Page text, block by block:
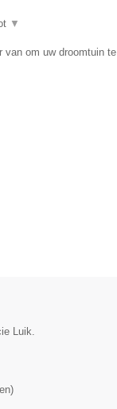
▼
van om uw droomtuin te
Luik.
)